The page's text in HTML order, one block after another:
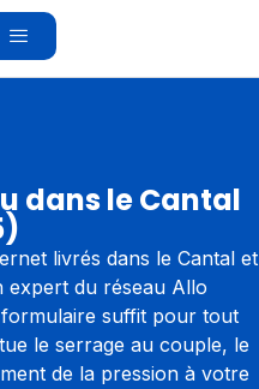
dans le Cantal
livrés dans le Cantal et
expert du réseau Allo
suffit pour tout
le serrage au couple, le
de la pression à votre